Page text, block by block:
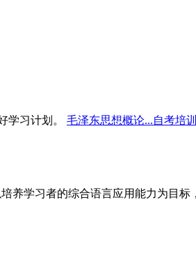
学习计划。 毛泽东思想概论...自考培训
养学习者的综合语言应用能力为目